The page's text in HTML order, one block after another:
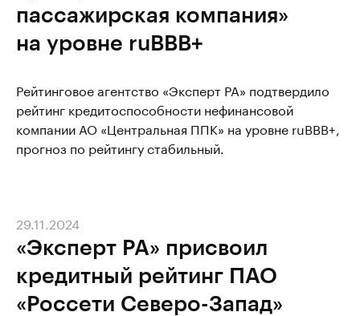
пассажирская компания»
на уровне ruВВВ+
Рейтинговое агентство «Эксперт РА» подтвердило
рейтинг кредитоспособности нефинансовой
компании АО «Центральная ППК» на уровне ruВВВ+,
прогноз по рейтингу стабильный.
«Эксперт РА» присвоил
кредитный рейтинг ПАО
«Россети Северо-Запад»
29.11.2024